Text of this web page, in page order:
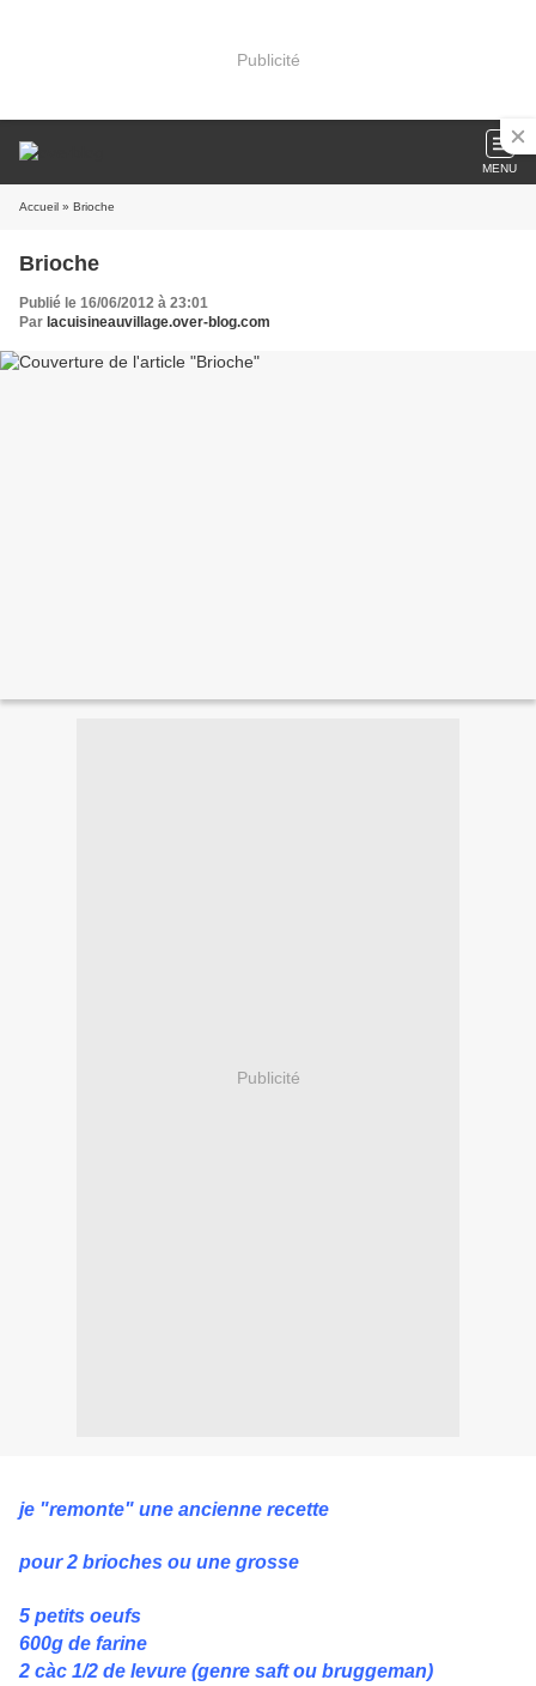
Publicité
MENU
Accueil » Brioche
Brioche
Publié le 16/06/2012 à 23:01
Par lacuisineauvillage.over-blog.com
Publicité
je "remonte" une ancienne recette
pour 2 brioches ou une grosse
5 petits oeufs
600g de farine
2 càc 1/2 de levure (genre saft ou bruggeman)